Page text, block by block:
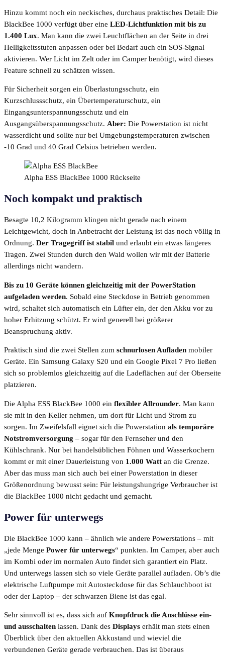
Hinzu kommt noch ein neckisches, durchaus praktisches Detail: Die
BlackBee 1000 verfügt über eine LED-Lichtfunktion mit bis zu
1.400 Lux. Man kann die zwei Leuchtflächen an der Seite in drei
Helligkeitsstufen anpassen oder bei Bedarf auch ein SOS-Signal
aktivieren. Wer Licht im Zelt oder im Camper benötigt, wird dieses
Feature schnell zu schätzen wissen.
Für Sicherheit sorgen ein Überlastungsschutz, ein
Kurzschlussschutz, ein Übertemperaturschutz, ein
Eingangsunterspannungsschutz und ein
Ausgangsüberspannungsschutz. Aber: Die Powerstation ist nicht
wasserdicht und sollte nur bei Umgebungstemperaturen zwischen
-10 Grad und 40 Grad Celsius betrieben werden.
Alpha ESS BlackBee 1000 Rückseite
Noch kompakt und praktisch
Besagte 10,2 Kilogramm klingen nicht gerade nach einem
Leichtgewicht, doch in Anbetracht der Leistung ist das noch völlig in
Ordnung. Der Tragegriff ist stabil und erlaubt ein etwas längeres
Tragen. Zwei Stunden durch den Wald wollen wir mit der Batterie
allerdings nicht wandern.
Bis zu 10 Geräte können gleichzeitig mit der PowerStation
aufgeladen werden. Sobald eine Steckdose in Betrieb genommen
wird, schaltet sich automatisch ein Lüfter ein, der den Akku vor zu
hoher Erhitzung schützt. Er wird generell bei größerer
Beanspruchung aktiv.
Praktisch sind die zwei Stellen zum schnurlosen Aufladen mobiler
Geräte. Ein Samsung Galaxy S20 und ein Google Pixel 7 Pro ließen
sich so problemlos gleichzeitig auf die Ladeflächen auf der Oberseite
platzieren.
Die Alpha ESS BlackBee 1000 ein flexibler Allrounder. Man kann
sie mit in den Keller nehmen, um dort für Licht und Strom zu
sorgen. Im Zweifelsfall eignet sich die Powerstation als temporäre
Notstromversorgung – sogar für den Fernseher und den
Kühlschrank. Nur bei handelsüblichen Föhnen und Wasserkochern
kommt er mit einer Dauerleistung von 1.000 Watt an die Grenze.
Aber das muss man sich auch bei einer Powerstation in dieser
Größenordnung bewusst sein: Für leistungshungrige Verbraucher ist
die BlackBee 1000 nicht gedacht und gemacht.
Power für unterwegs
Die BlackBee 1000 kann – ähnlich wie andere Powerstations – mit
„jede Menge Power für unterwegs“ punkten. Im Camper, aber auch
im Kombi oder im normalen Auto findet sich garantiert ein Platz.
Und unterwegs lassen sich so viele Geräte parallel aufladen. Ob’s die
elektrische Luftpumpe mit Autosteckdose für das Schlauchboot ist
oder der Laptop – der schwarzen Biene ist das egal.
Sehr sinnvoll ist es, dass sich auf Knopfdruck die Anschlüsse ein-
und ausschalten lassen. Dank des Displays erhält man stets einen
Überblick über den aktuellen Akkustand und wieviel die
verbundenen Geräte gerade verbrauchen. Das ist überaus